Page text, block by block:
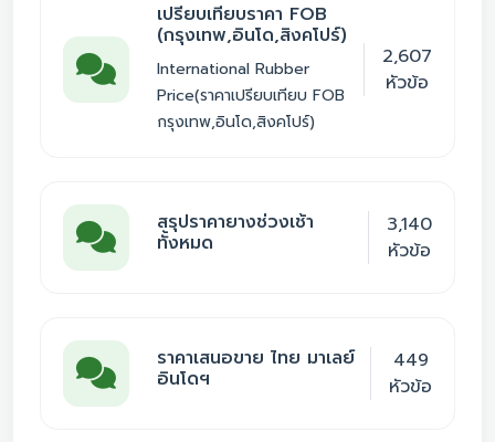
เปรียบเทียบราคา FOB
(กรุงเทพ,อินโด,สิงคโปร์)
International Rubber
Price(ราคาเปรียบเทียบ FOB
กรุงเทพ,อินโด,สิงคโปร์)
2,607
หัวข้อ
สรุปราคายางช่วงเช้า
ทั้งหมด
3,140
หัวข้อ
ราคาเสนอขาย ไทย มาเลย์
อินโดฯ
449
หัวข้อ